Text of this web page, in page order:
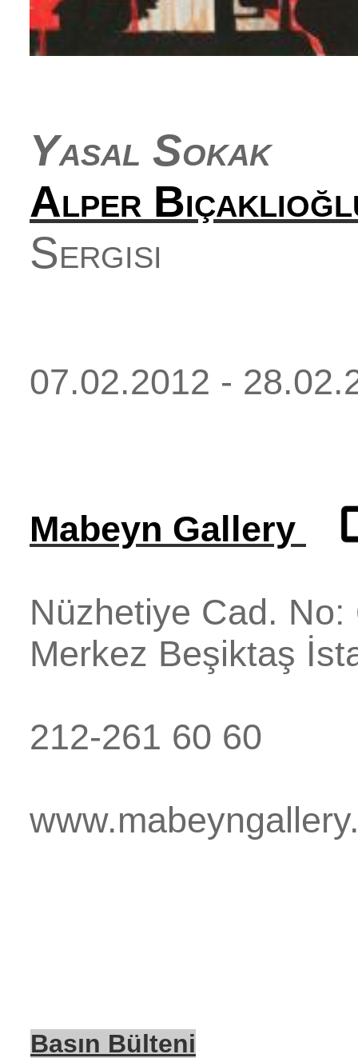
Yasal Sokak
Alper
Sergisi
07.02.2012 -
Mabeyn Gallery
Nüzhetiye Cad.
Merkez Beşiktaş
212-261 60 60
Basın Bülteni